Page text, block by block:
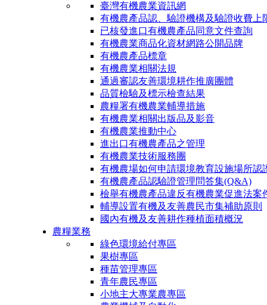
臺灣有機農業資訊網
有機農產品認、驗證機構及驗證收費上
已核發進口有機農產品同意文件查詢
有機農業商品化資材網路公開品牌
有機農產品標章
有機農業相關法規
通過審認友善環境耕作推廣團體
品質檢驗及標示檢查結果
農糧署有機農業輔導措施
有機農業相關出版品及影音
有機農業推動中心
進出口有機農產品之管理
有機農業技術服務團
有機農場如何申請環境教育設施場所認
有機農產品認驗證管理問答集(Q&A)
檢舉有機農產品違反有機農業促進法案
輔導設置有機及友善農民市集補助原則
國內有機及友善耕作種植面積概況
農糧業務
綠色環境給付專區
果樹專區
種苗管理專區
青年農民專區
小地主大專業農專區